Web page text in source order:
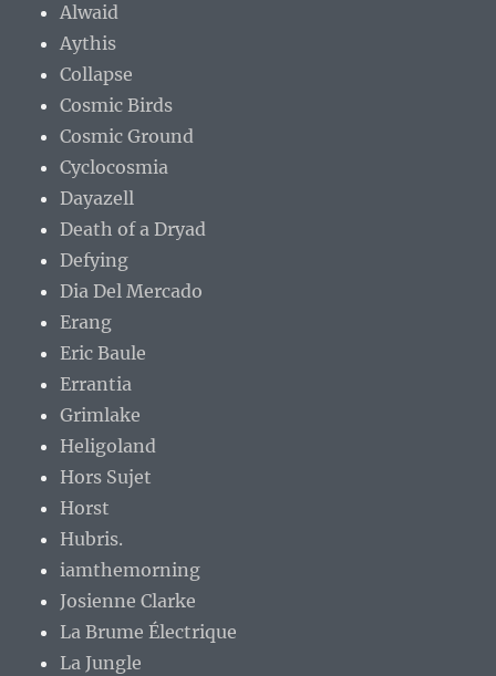
Alwaid
Aythis
Collapse
Cosmic Birds
Cosmic Ground
Cyclocosmia
Dayazell
Death of a Dryad
Defying
Dia Del Mercado
Erang
Eric Baule
Errantia
Grimlake
Heligoland
Hors Sujet
Horst
Hubris.
iamthemorning
Josienne Clarke
La Brume Électrique
La Jungle